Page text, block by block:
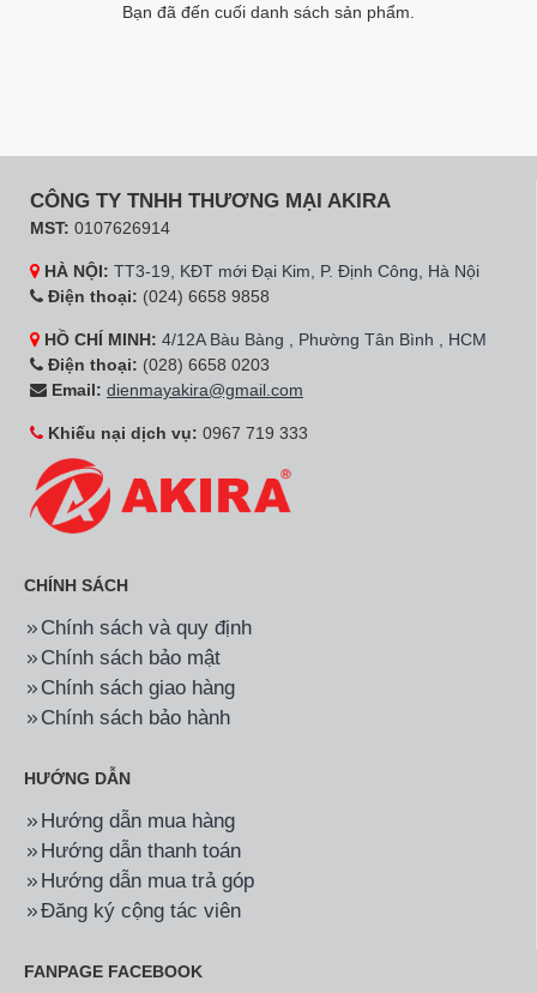
Bạn đã đến cuối danh sách sản phẩm.
CÔNG TY TNHH THƯƠNG MẠI AKIRA
MST: 0107626914
HÀ NỘI: TT3-19, KĐT mới Đại Kim, P. Định Công, Hà Nội
Điện thoại: (024) 6658 9858
HỒ CHÍ MINH: 4/12A Bàu Bàng , Phường Tân Bình , HCM
Điện thoại: (028) 6658 0203
Email: dienmayakira@gmail.com
Khiếu nại dịch vụ: 0967 719 333
CHÍNH SÁCH
Chính sách và quy định
Chính sách bảo mật
Chính sách giao hàng
Chính sách bảo hành
HƯỚNG DẪN
Hướng dẫn mua hàng
Hướng dẫn thanh toán
Hướng dẫn mua trả góp
Đăng ký cộng tác viên
FANPAGE FACEBOOK